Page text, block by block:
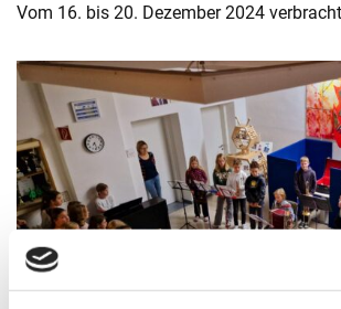
Vom 16. bis 20. Dezember 2024